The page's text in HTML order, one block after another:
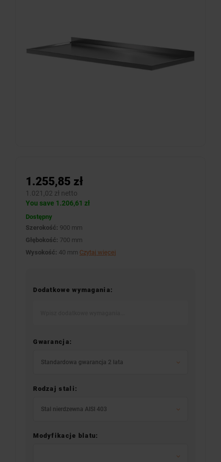
1.255,85 zł
1.021,02 zł netto
You save 1.206,61 zł
Dostępny
Szerokość: 900 mm
Głębokość: 700 mm
Wysokość: 40 mm Czytaj więcej
Dodatkowe wymagania:
Gwarancja:
Standardowa gwarancja 2 lata
Rodzaj stali:
Stal nierdzewna AISI 403
Modyfikacje blatu: